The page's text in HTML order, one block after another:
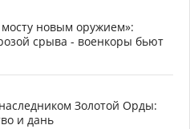
новым оружием»:
срыва - военкоры бьют
Золотой Орды:
и дань